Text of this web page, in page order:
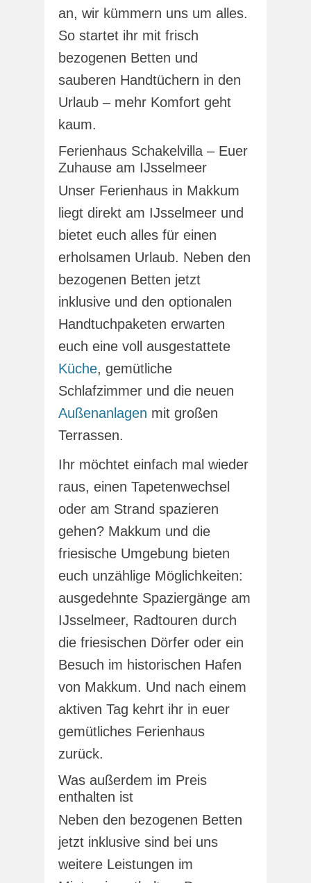
an, wir kümmern uns um alles.
So startet ihr mit frisch
bezogenen Betten und
sauberen Handtüchern in den
Urlaub – mehr Komfort geht
kaum.
Ferienhaus Schakelvilla – Euer
Zuhause am IJsselmeer
Unser Ferienhaus in Makkum
liegt direkt am IJsselmeer und
bietet euch alles für einen
erholsamen Urlaub. Neben den
bezogenen Betten jetzt
inklusive und den optionalen
Handtuchpaketen erwarten
euch eine voll ausgestattete
Küche, gemütliche
Schlafzimmer und die neuen
Außenanlagen mit großen
Terrassen.
Ihr möchtet einfach mal wieder
raus, einen Tapetenwechsel
oder am Strand spazieren
gehen? Makkum und die
friesische Umgebung bieten
euch unzählige Möglichkeiten:
ausgedehnte Spaziergänge am
IJsselmeer, Radtouren durch
die friesischen Dörfer oder ein
Besuch im historischen Hafen
von Makkum. Und nach einem
aktiven Tag kehrt ihr in euer
gemütliches Ferienhaus
zurück.
Was außerdem im Preis
enthalten ist
Neben den bezogenen Betten
jetzt inklusive sind bei uns
weitere Leistungen im